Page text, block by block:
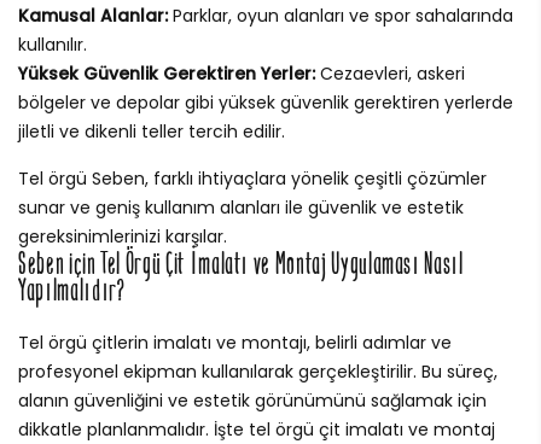
Kamusal Alanlar:Parklar, oyun alanları ve spor sahalarında
kullanılır.
Yüksek Güvenlik Gerektiren Yerler:Cezaevleri, askeri
bölgeler ve depolar gibi yüksek güvenlik gerektiren yerlerde
jiletli ve dikenli teller tercih edilir.
Tel örgü Seben, farklı ihtiyaçlara yönelik çeşitli çözümler
sunar ve geniş kullanım alanları ile güvenlik ve estetik
gereksinimlerinizi karşılar.
Seben için Tel Örgü Çit İmalatı ve Montaj Uygulaması Nasıl
Yapılmalıdır?
Tel örgü çitlerin imalatı ve montajı, belirli adımlar ve
profesyonel ekipman kullanılarak gerçekleştirilir. Bu süreç,
alanın güvenliğini ve estetik görünümünü sağlamak için
dikkatle planlanmalıdır. İşte tel örgü çit imalatı ve montaj